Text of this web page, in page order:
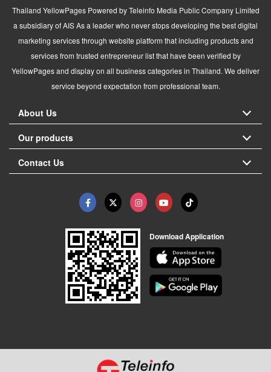
Thailand YellowPages Powered by Teleinfo Media Public Company Limited
a subsidiary of AIS As a leader who never stops developing the best digital
marketing services through website platform that including products and
services from trusted entrepreneur list that have been verified by
YellowPages and display on all business categories in Thailand. We deliver
service beyond expectation from professional team.
About Us
Our products
Contact Us
Download Application